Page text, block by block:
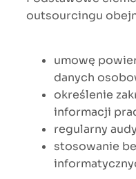
outsourcingu
umowę
danych
określenie
informacji
regularny
stosowanie